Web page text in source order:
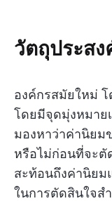
วัตถุประสง
องค์กรสมัยใหม่
โดยมีจุดมุ่งหมาย
มองหาว่าค่านิยม
หรือไม่ก่อนที่จะตั
สะท้อนถึงค่านิยม
ในการตัดสินใจส